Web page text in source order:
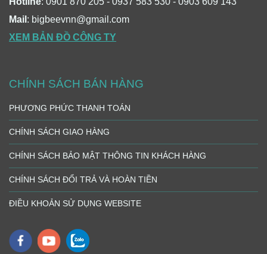
Mail : bigbeevnn@gmail.com
XEM BẢN ĐỒ CÔNG TY
CHÍNH SÁCH BÁN HÀNG
PHƯƠNG PHỨC THANH TOÁN
CHÍNH SÁCH GIAO HÀNG
CHÍNH SÁCH BẢO MẬT THÔNG TIN KHÁCH HÀNG
CHÍNH SÁCH ĐỔI TRẢ VÀ HOÀN TIỀN
ĐIỀU KHOẢN SỬ DỤNG WEBSITE